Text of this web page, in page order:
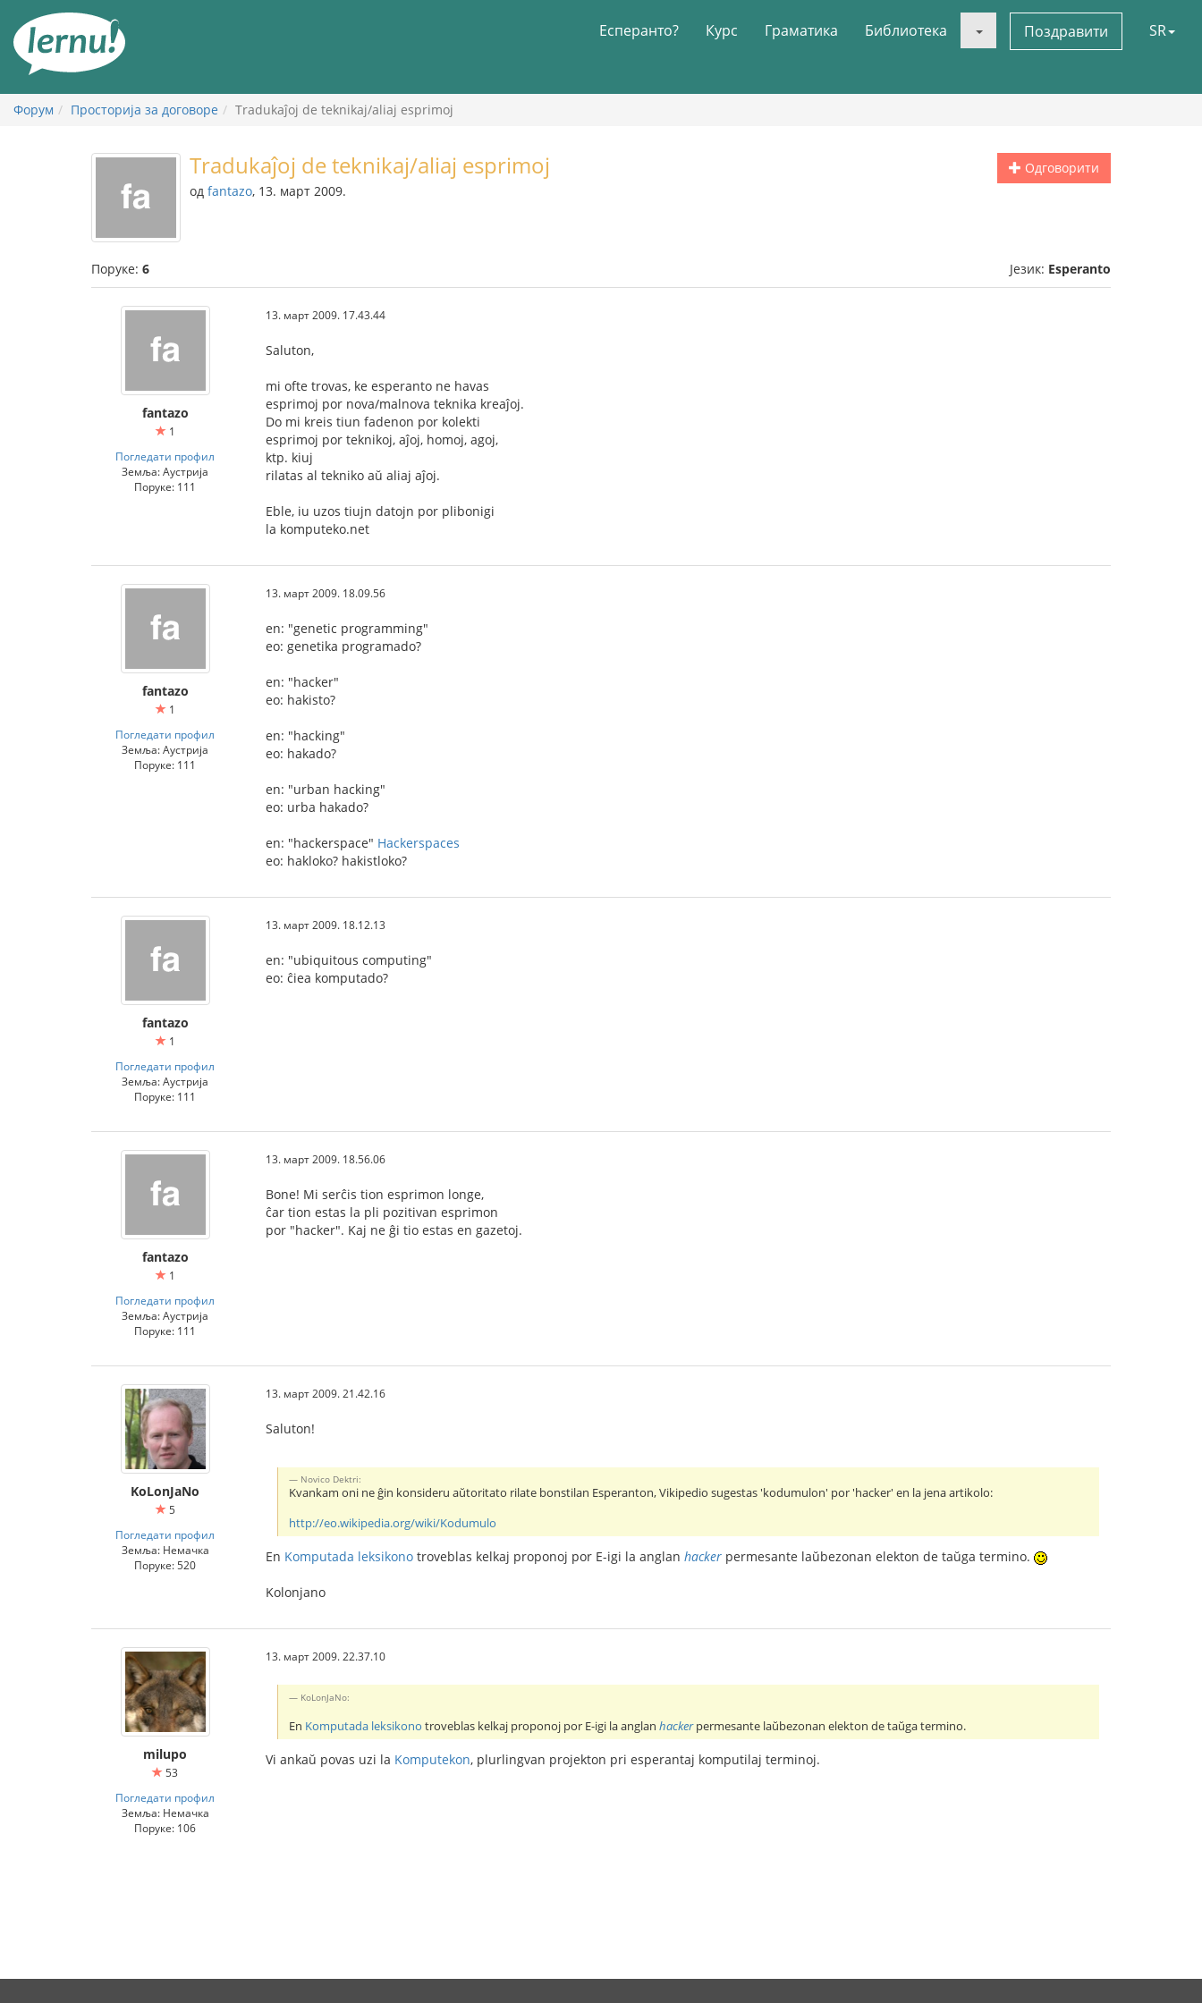
садржају
Есперанто? Курс Граматика Библиотека Поздравити SR
Форум Просторија за договоре Tradukaĵoj de teknikaj/aliaj esprimoj
Одговорити
Tradukaĵoj de teknikaj/aliaj esprimoj
од fantazo, 13. март 2009.
Поруке: 6 Језик: Esperanto
fantazo
1
Погледати профил
Земља: Аустрија
Поруке: 111
13. март 2009. 17.43.44
Saluton,
mi ofte trovas, ke esperanto ne havas
esprimoj por nova/malnova teknika kreaĵoj.
Do mi kreis tiun fadenon por kolekti
esprimoj por teknikoj, aĵoj, homoj, agoj,
ktp. kiuj
rilatas al tekniko aŭ aliaj aĵoj.
Eble, iu uzos tiujn datojn por plibonigi
la komputeko.net
fantazo
1
Погледати профил
Земља: Аустрија
Поруке: 111
13. март 2009. 18.09.56
en: "genetic programming"
eo: genetika programado?
en: "hacker"
eo: hakisto?
en: "hacking"
eo: hakado?
en: "urban hacking"
eo: urba hakado?
en: "hackerspace" Hackerspaces
eo: hakloko? hakistloko?
fantazo
1
Погледати профил
Земља: Аустрија
Поруке: 111
13. март 2009. 18.12.13
en: "ubiquitous computing"
eo: ĉiea komputado?
fantazo
1
Погледати профил
Земља: Аустрија
Поруке: 111
13. март 2009. 18.56.06
Bone! Mi serĉis tion esprimon longe,
ĉar tion estas la pli pozitivan esprimon
por "hacker". Kaj ne ĝi tio estas en gazetoj.
KoLonJaNo
5
Погледати профил
Земља: Немачка
Поруке: 520
13. март 2009. 21.42.16
Saluton!
Novico Dektri:
Kvankam oni ne ĝin konsideru aŭtoritato rilate bonstilan Esperanton, Vikipedio sugestas 'kodumulon' por 'hacker' en la jena artikolo:
http://eo.wikipedia.org/wiki/Kodumulo
En Komputada leksikono troveblas kelkaj proponoj por E-igi la anglan hacker permesante laŭbezonan elekton de taŭga termino.
Kolonjano
milupo
53
Погледати профил
Земља: Немачка
Поруке: 106
13. март 2009. 22.37.10
KoLonJaNo:
En Komputada leksikono troveblas kelkaj proponoj por E-igi la anglanhackerpermesante laŭbezonan elekton de taŭga termino.
Vi ankaŭ povas uzi la Komputekon, plurlingvan projekton pri esperantaj komputilaj terminoj.